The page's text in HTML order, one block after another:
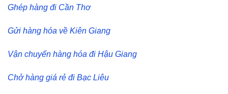
Ghép hàng đi Cần Thơ
Gửi hàng hóa về Kiên Giang
Vận chuyển hàng hóa đi Hậu Giang
Chở hàng giá rẻ đi Bạc Liêu